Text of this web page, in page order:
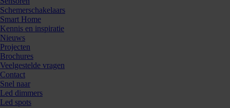
Schemerschakelaars
Smart Home
Kennis en inspiratie
Nieuws
Projecten
Brochures
Veelgestelde vragen
Contact
Snel naar
Led dimmers
Led spots